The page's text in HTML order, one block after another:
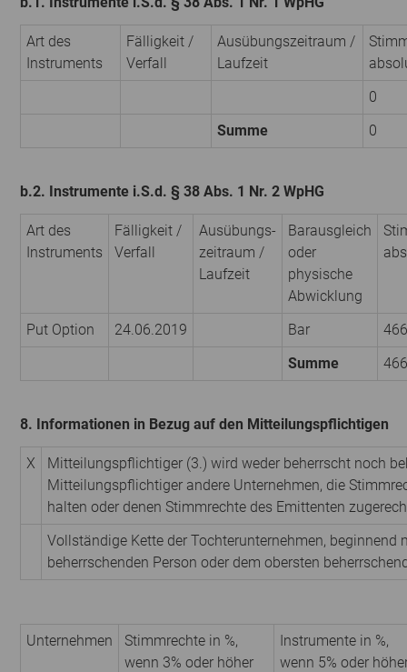
Art des
Instruments
Fälligkeit /
Verfall
Ausübungs­zeitraum /
Laufzeit
0
Summe
0
b.2. Instrumente i.S.d. § 38 Abs. 1 Nr. 2 WpHG
Art des
Instruments
Fälligkeit /
Verfall
Ausübungs­
zeitraum /
Laufzeit
Barausgleich
oder
physische
Abwicklung
Put Option 24.06.2019 Bar
Summe
8. Informationen in Bezug auf den Mitteilungspflichtigen
X
Mitteilungspflichtiger (3.) wird weder beherrscht noch
Mitteilungspflichtiger andere Unternehmen, die
halten oder denen Stimmrechte des Emittenten
Vollständige Kette der Tochterunternehmen, beginnend
beherrschenden Person oder dem obersten
Unternehmen
Stimmrechte in %,
wenn 3% oder höher
Instrumente in %,
wenn 5% oder